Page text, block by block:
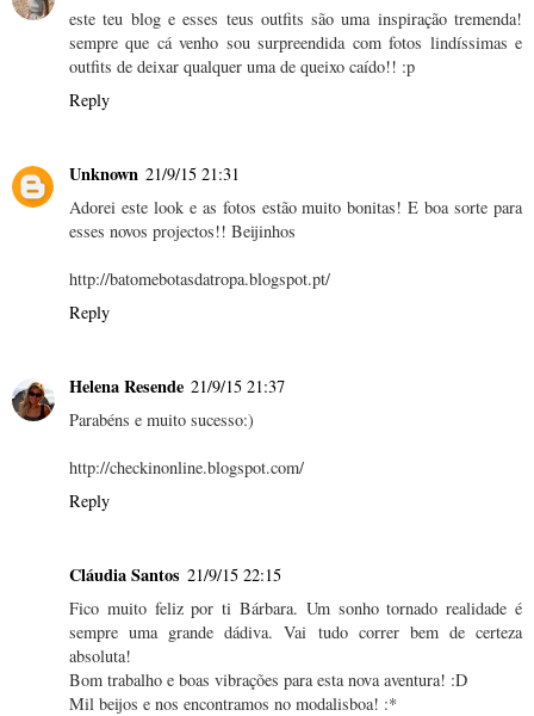
este teu blog e esses teus outfits são uma inspiração tremenda!
sempre que cá venho sou surpreendida com fotos lindíssimas e
outfits de deixar qualquer uma de queixo caído!! :p
Reply
Unknown 21/9/15 21:31
Adorei este look e as fotos estão muito bonitas! E boa sorte para
esses novos projectos!! Beijinhos
http://batomebotasdatropa.blogspot.pt/
Reply
Helena Resende 21/9/15 21:37
Parabéns e muito sucesso:)
http://checkinonline.blogspot.com/
Reply
Cláudia Santos 21/9/15 22:15
Fico muito feliz por ti Bárbara. Um sonho tornado realidade é
sempre uma grande dádiva. Vai tudo correr bem de certeza
absoluta!
Bom trabalho e boas vibrações para esta nova aventura! :D
Mil beijos e nos encontramos no modalisboa! :*